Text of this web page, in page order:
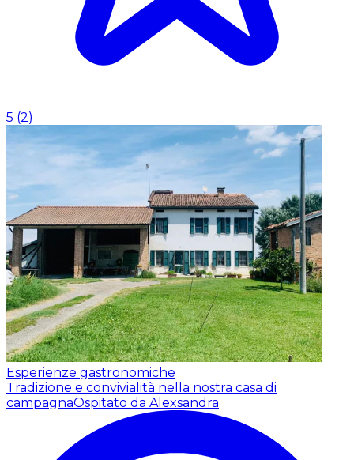
5 (2)
Esperienze gastronomiche
Tradizione e convivialità nella nostra casa di
campagnaOspitato da Alexsandra